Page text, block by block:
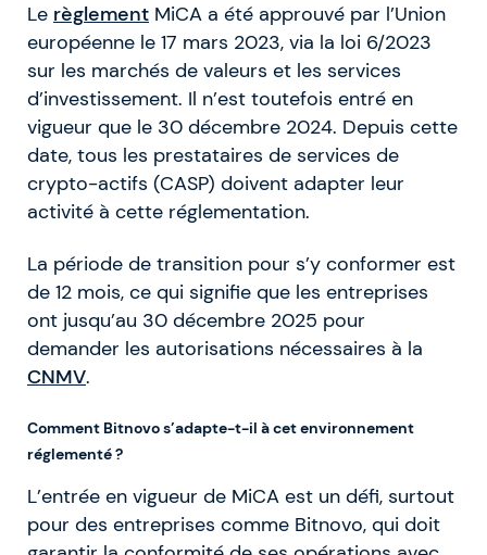
Le règlement MiCA a été approuvé par l’Union
européenne le 17 mars 2023, via la loi 6/2023
sur les marchés de valeurs et les services
d’investissement. Il n’est toutefois entré en
vigueur que le 30 décembre 2024. Depuis cette
date, tous les prestataires de services de
crypto-actifs (CASP) doivent adapter leur
activité à cette réglementation.
La période de transition pour s’y conformer est
de 12 mois, ce qui signifie que les entreprises
ont jusqu’au 30 décembre 2025 pour
demander les autorisations nécessaires à la
CNMV.
Comment Bitnovo s’adapte-t-il à cet environnement
réglementé ?
L’entrée en vigueur de MiCA est un défi, surtout
pour des entreprises comme Bitnovo, qui doit